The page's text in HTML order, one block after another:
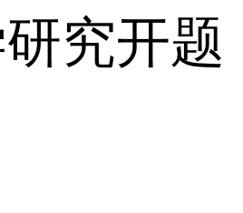
究开题